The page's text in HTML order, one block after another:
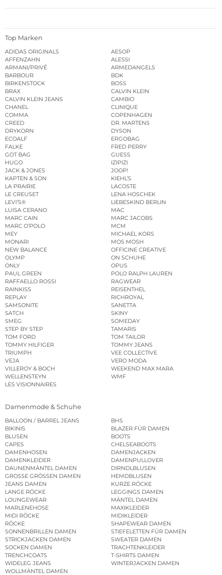
Top Marken
ADIDAS ORIGINALS
AESOP
AFFENZAHN
ALESSI
ARMANI/PRIVÉ
ARMEDANGELS
BARBOUR
BDK
BIRKENSTOCK
BOSS
BRAX
CALVIN KLEIN
CALVIN KLEIN JEANS
CAMBIO
CHANEL
CLINIQUE
COMMA
COPENHAGEN
CREED
DR. MARTENS
DRYKORN
DYSON
ECOALF
ERGOBAG
FALKE
FRED PERRY
GOT BAG
GUESS
HUGO
IZIPIZI
JACK & JONES
JOOP!
KAPTEN & SON
KIEHL’S
LA PRAIRIE
LACOSTE
LE CREUSET
LENA HOSCHEK
LEVI’S®
LIEBESKIND BERLIN
LUISA CERANO
MAC
MARC CAIN
MARC JACOBS
MARC O’POLO
MCM
MEY
MICHAEL KORS
MONARI
MOS MOSH
NEW BALANCE
OFFICINE CREATIVE
OLYMP
ON SCHUHE
ONLY
OPUS
PAUL GREEN
POLO RALPH LAUREN
RAFFAELLO ROSSI
RAGWEAR
RAINKISS
REISENTHEL
REPLAY
RICHROYAL
SAMSONITE
SANETTA
SATCH
SKINY
SMEG
SOMEDAY
STEP BY STEP
TAMARIS
TOM FORD
TOM TAILOR
TOMMY HILFIGER
TOMMY JEANS
TRIUMPH
VEE COLLECTIVE
VEJA
VERO MODA
VILLEROY & BOCH
WEEKEND MAX MARA
WELLENSTEYN
WMF
LES VISIONNAIRES
Damenmode & Schuhe
BALLOON / BARREL JEANS
BHS
BIKINIS
BLAZER FÜR DAMEN
BLUSEN
BOOTS
CAPES
CHELSEABOOTS
DAMENHOSEN
DAMENJACKEN
DAMENKLEIDER
DAMENPULLOVER
DAUNENMÄNTEL DAMEN
DIRNDLBLUSEN
GROSSE GRÖSSEN DAMEN
HEMDBLUSEN
JEANS DAMEN
KURZE RÖCKE
LANGE RÖCKE
LEGGINGS DAMEN
LOUNGEWEAR
MÄNTEL DAMEN
MARLENEHOSE
MAXIKLEIDER
MIDI RÖCKE
MIDIKLEIDER
RÖCKE
SHAPEWEAR DAMEN
SONNENBRILLEN DAMEN
STIEFELETTEN FÜR DAMEN
STRICKJACKEN DAMEN
SWEATER DAMEN
SOCKEN DAMEN
TRACHTENKLEIDER
TRENCHCOATS
T-SHIRTS DAMEN
WIDELEG JEANS
WINTERJACKEN DAMEN
WOLLMÄNTEL DAMEN